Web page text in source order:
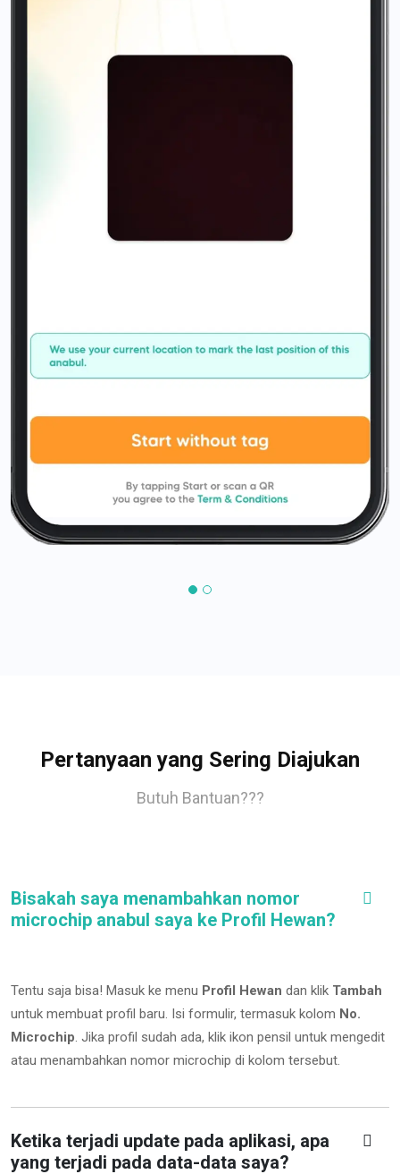
Pertanyaan yang Sering Diajukan
Butuh Bantuan???
Bisakah saya menambahkan nomor
microchip anabul saya ke Profil Hewan?
Tentu saja bisa! Masuk ke menu Profil Hewan dan klik Tambah
untuk membuat profil baru. Isi formulir, termasuk kolom No.
Microchip. Jika profil sudah ada, klik ikon pensil untuk mengedit
atau menambahkan nomor microchip di kolom tersebut.
Ketika terjadi update pada aplikasi, apa
yang terjadi pada data-data saya?